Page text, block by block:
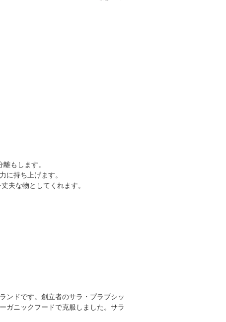
もします。
に持ち上げます。
夫な物としてくれます。
ンドです。創立者のサラ・プラブシッ
ガニックフードで克服しました。サラ